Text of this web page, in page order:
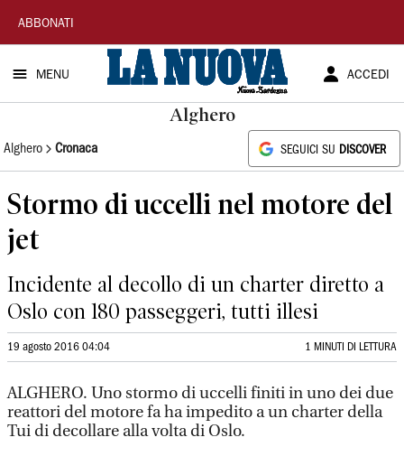
La
Nuova
Sardegna
ABBONATI
MENU ACCEDI
Alghero
Alghero Cronaca SEGUICI SU DISCOVER
Stormo di uccelli nel motore del
jet
Incidente al decollo di un charter diretto a
Oslo con 180 passeggeri, tutti illesi
19 agosto 2016 04:04 1 MINUTI DI LETTURA
ALGHERO. Uno stormo di uccelli finiti in uno dei due
reattori del motore fa ha impedito a un charter della
Tui di decollare alla volta di Oslo.